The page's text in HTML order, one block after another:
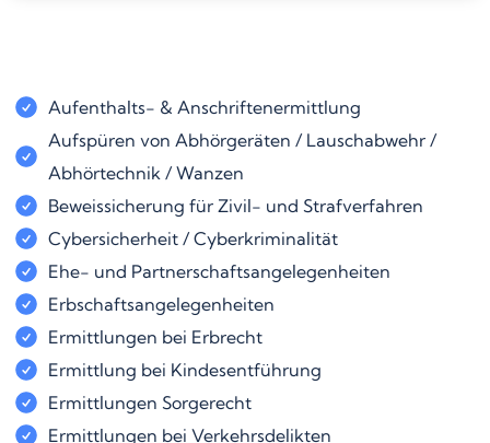
Aufenthalts- & Anschriftenermittlung
Aufspüren von Abhörgeräten / Lauschabwehr /
Abhörtechnik / Wanzen
Beweissicherung für Zivil- und Strafverfahren
Cybersicherheit / Cyberkriminalität
Ehe- und Partnerschaftsangelegenheiten
Erbschaftsangelegenheiten
Ermittlungen bei Erbrecht
Ermittlung bei Kindesentführung
Ermittlungen Sorgerecht
Ermittlungen bei Verkehrsdelikten